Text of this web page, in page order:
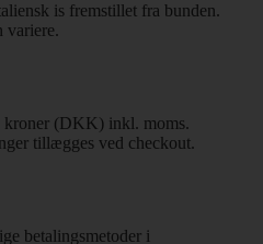
is fremstillet fra bunden.
variere.
kroner (DKK) inkl. moms.
tillægges ved checkout.
betalingsmetoder i